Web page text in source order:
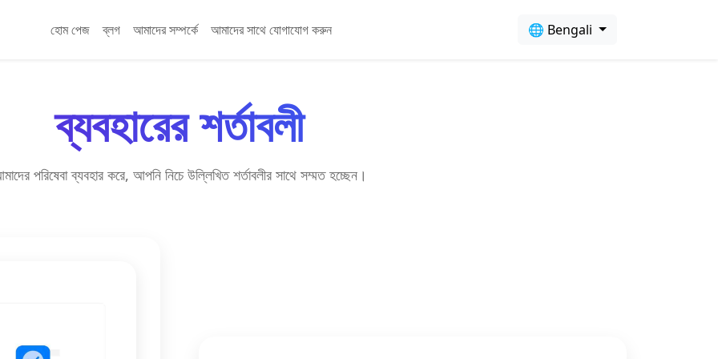
হোম পেজ ব্লগ আমাদের সম্পর্কে আমাদের সাথে যোগাযোগ করুন 🌐 Bengali
ব্যবহারের শর্তাবলী
পরিষেবা ব্যবহার করে, আপনি নিচে উল্লিখিত শর্তাবলীর সাথে সম্মত হচ্ছেন।